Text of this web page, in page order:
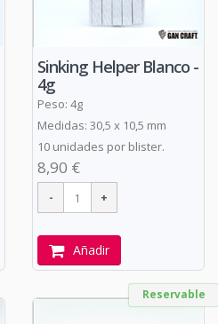
Sinking Helper Blanco -
4g
Peso: 4g
Medidas: 30,5 x 10,5 mm
10 unidades por blister.
8,90 €
Añadir
Reservable